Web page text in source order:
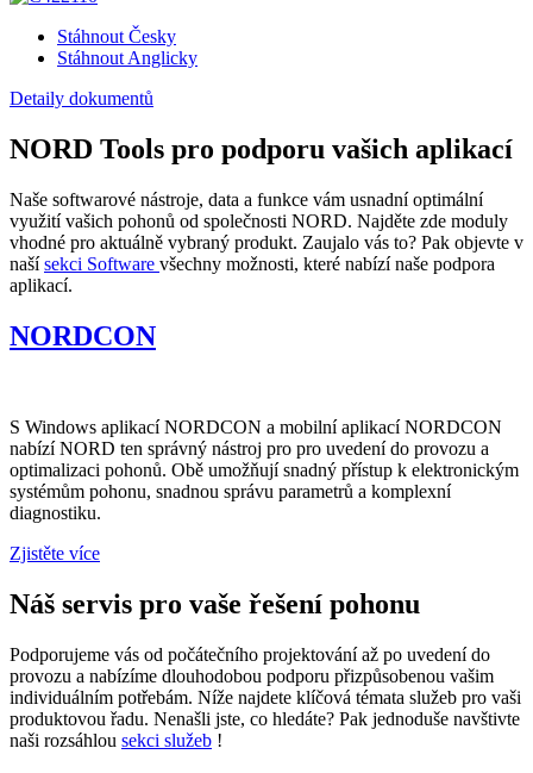
Stáhnout Česky
Stáhnout Anglicky
Detaily dokumentů
NORD Tools pro podporu vašich aplikací
Naše softwarové nástroje, data a funkce vám usnadní optimální
využití vašich pohonů od společnosti NORD. Najděte zde moduly
vhodné pro aktuálně vybraný produkt. Zaujalo vás to? Pak objevte v
našísekci Software všechny možnosti, které nabízí naše podpora
aplikací.
NORDCON
S Windows aplikací NORDCON a mobilní aplikací NORDCON
nabízí NORD ten správný nástroj pro pro uvedení do provozu a
optimalizaci pohonů. Obě umožňují snadný přístup k elektronickým
systémům pohonu, snadnou správu parametrů a komplexní
diagnostiku.
Zjistěte více
Náš servis pro vaše řešení pohonu
Podporujeme vás od počátečního projektování až po uvedení do
provozu a nabízíme dlouhodobou podporu přizpůsobenou vašim
individuálním potřebám. Níže najdete klíčová témata služeb pro vaši
produktovou řadu. Nenašli jste, co hledáte? Pak jednoduše navštivte
naši rozsáhlou sekci služeb !